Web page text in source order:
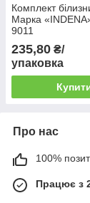
Комплект
Марка
9011
235,80 ₴/
упаковка
Про нас
100%
Працює з